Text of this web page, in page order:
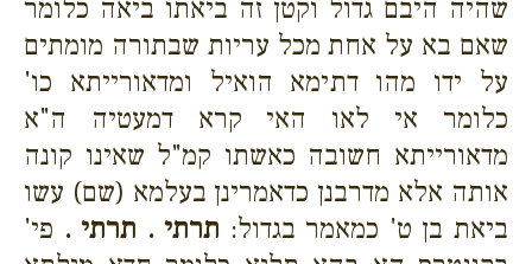
שהיה היבם גדול וקטן זה ביאתו ביאה כלומר
שאם בא על אחת מכל עריות שבתורה מומתים
על ידו מהו דתימא הואיל ומדאורייתא כו'
כלומר אי לאו האי קרא דמעטיה ה"א
מדאורייתא חשובה כאשתו קמ"ל שאינו קונה
אותה אלא מדרבנן כדאמרינן בעלמא (שם) עשו
ביאת בן ט' כמאמר בגדול: תרתי . תרתי . פי'